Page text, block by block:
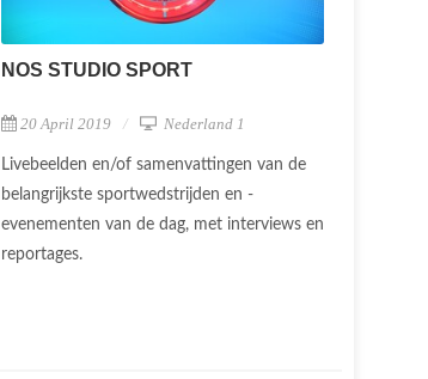
NOS STUDIO SPORT
20 April 2019 Nederland 1
Livebeelden en/of samenvattingen van de
belangrijkste sportwedstrijden en -
evenementen van de dag, met interviews en
reportages.